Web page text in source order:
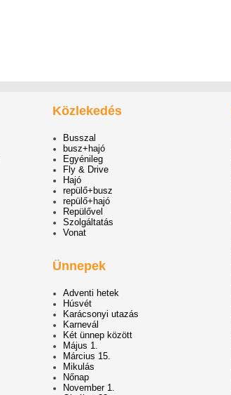
Közlekedés
Busszal
busz+hajó
Egyénileg
Fly & Drive
Hajó
repülő+busz
repülő+hajó
Repülővel
Szolgáltatás
Vonat
Ünnepek
Adventi hetek
Húsvét
Karácsonyi utazás
Karnevál
Két ünnep között
Május 1.
Március 15.
Mikulás
Nőnap
November 1.